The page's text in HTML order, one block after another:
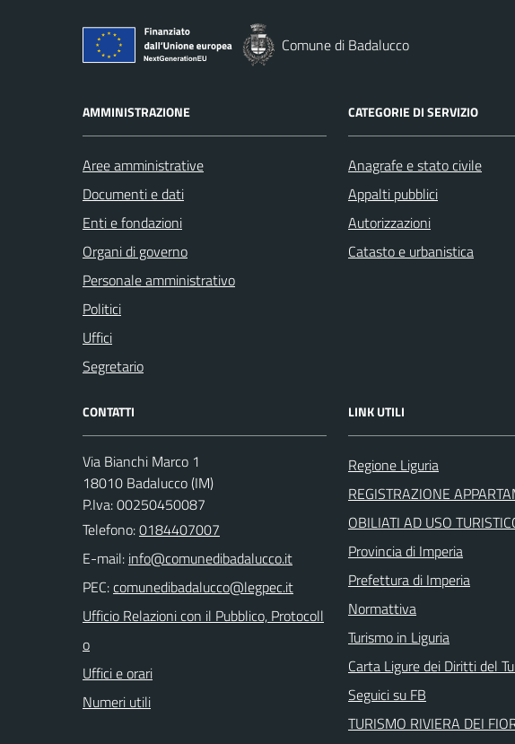
Comune di Badalucco
AMMINISTRAZIONE
Aree amministrative
Documenti e dati
Enti e fondazioni
Organi di governo
Personale amministrativo
Politici
Uffici
Segretario
CATEGORIE DI SERVIZIO
Anagrafe e stato civile
Appalti pubblici
Autorizzazioni
Catasto e urbanistica
CONTATTI
Via Bianchi Marco 1
18010 Badalucco (IM)
P.Iva: 00250450087
Telefono:0184407007
E-mail:
PEC:
Ufficio Relazioni con il Pubblico, Protocoll
o
Uffici e orari
Numeri utili
LINK UTILI
Regione Liguria
REGISTRAZIONE
OBILIATI AD USO
Provincia di Imperia
Prefettura di Imperia
Normattiva
Turismo in Liguria
Carta Ligure dei Diritti del
Seguici su FB
TURISMO RIVIERA DEI